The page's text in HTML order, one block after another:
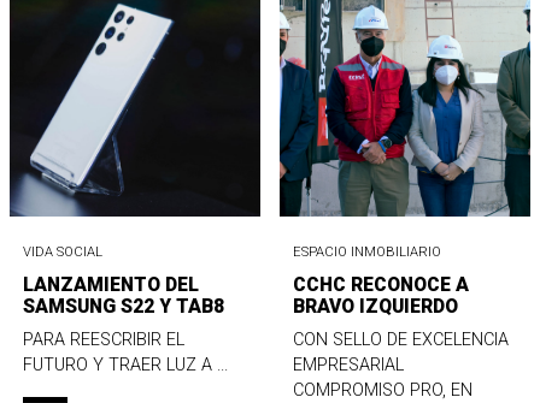
VIDA SOCIAL
LANZAMIENTO DEL
SAMSUNG S22 Y TAB8
PARA REESCRIBIR EL
FUTURO Y TRAER LUZ A ...
ESPACIO INMOBILIARIO
CCHC RECONOCE A
BRAVO IZQUIERDO
CON SELLO DE EXCELENCIA
EMPRESARIAL
COMPROMISO PRO, EN